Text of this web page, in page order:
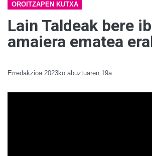
OROITZAPEN KUTXA
Lain Taldeak bere
amaiera ematea
Erredakzioa 2023ko abuztuaren 19a